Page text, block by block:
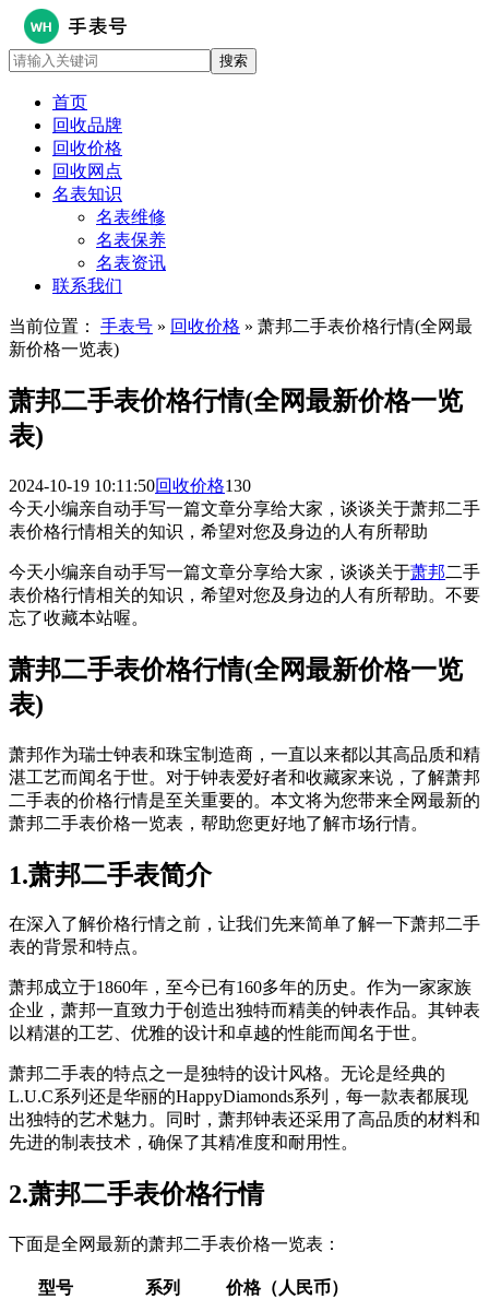
首页
回收品牌
回收价格
回收网点
名表知识
名表维修
名表保养
名表资讯
联系我们
当前位置： 手表号 » 回收价格 » 萧邦二手表价格行情(全网最
新价格一览表)
萧邦二手表价格行情(全网最新价格一览
表)
2024-10-19 10:11:50回收价格130
今天小编亲自动手写一篇文章分享给大家，谈谈关于萧邦二手
表价格行情相关的知识，希望对您及身边的人有所帮助
今天小编亲自动手写一篇文章分享给大家，谈谈关于萧邦二手
表价格行情相关的知识，希望对您及身边的人有所帮助。不要
忘了收藏本站喔。
萧邦二手表价格行情(全网最新价格一览
表)
萧邦作为瑞士钟表和珠宝制造商，一直以来都以其高品质和精
湛工艺而闻名于世。对于钟表爱好者和收藏家来说，了解萧邦
二手表的价格行情是至关重要的。本文将为您带来全网最新的
萧邦二手表价格一览表，帮助您更好地了解市场行情。
1.萧邦二手表简介
在深入了解价格行情之前，让我们先来简单了解一下萧邦二手
表的背景和特点。
萧邦成立于1860年，至今已有160多年的历史。作为一家家族
企业，萧邦一直致力于创造出独特而精美的钟表作品。其钟表
以精湛的工艺、优雅的设计和卓越的性能而闻名于世。
萧邦二手表的特点之一是独特的设计风格。无论是经典的
L.U.C系列还是华丽的HappyDiamonds系列，每一款表都展现
出独特的艺术魅力。同时，萧邦钟表还采用了高品质的材料和
先进的制表技术，确保了其精准度和耐用性。
2.萧邦二手表价格行情
下面是全网最新的萧邦二手表价格一览表：
型号 系列
价格（人民币）